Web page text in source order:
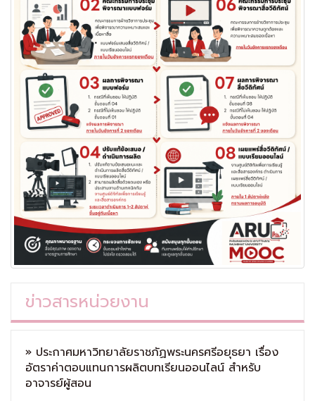
ข่าวสารหน่วยงาน
» ประกาศมหาวิทยาลัยราชภัฏพระนครศรีอยุธยา เรื่อง
อัตราค่าตอบแทนการผลิตบทเรียนออนไลน์ สำหรับ
อาจารย์ผู้สอน